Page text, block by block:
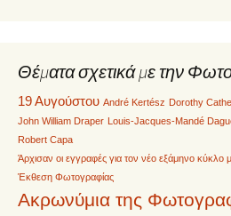
Θέματα σχετικά με την
19 Αυγούστου André Kertész Dorothy
John William Draper Louis-Jacques-Mandé
Robert Capa
Άρχισαν οι εγγραφές για τον νέο εξάμηνο
Έκθεση Φωτογραφίας
Ακρωνύμια της